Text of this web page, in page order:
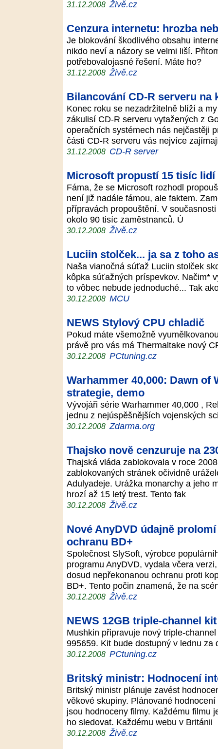
31.12.2008 Živě.cz
Cenzura internetu: hrozba
Je blokování škodlivého obsahu
nikdo neví a názory se velmi liší.
potřebovalojasné řešení. Máte ho?
31.12.2008 Živě.cz
Bilancování CD-R serveru na
Konec roku se nezadržitelně blíží a
zákulisí CD-R serveru vytažených z
operačních systémech nás nejčastěji
části CD-R serveru vás nejvíce
31.12.2008 CD-R server
Microsoft propustí 15 tisíc lidí
Fáma, že se Microsoft rozhodl
není již nadále fámou, ale faktem.
přípravách propouštění. V
okolo 90 tisíc zaměstnanců. Ú
30.12.2008 Živě.cz
Luciin stolček... ja sa z toho
Naša vianočná súťaž Luciin stolček
kôpka súťažných príspevkov. Načim*
to vôbec nebude jednoduché... Tak
30.12.2008 MCU
NEWS Stylový CPU chladič
Pokud máte všemožně
právě pro vás má Thermaltake nový
30.12.2008 PCtuning.cz
Warhammer 40,000: Dawn of
strategie, demo
Vývojáři série Warhammer 40,000 ,
jednu z nejúspěšnějších vojenských
30.12.2008 Zdarma.org
Thajsko nově cenzuruje na
Thajská vláda zablokovala v roce
zablokovaných stránek očividně
Adulyadeje. Urážka monarchy a jeho
hrozí až 15 letý trest. Tento fak
30.12.2008 Živě.cz
Nové AnyDVD údajně
ochranu BD+
Společnost SlySoft, výrobce
programu AnyDVD, vydala včera
dosud nepřekonanou ochranu proti
BD+. Tento počin znamená, že na
30.12.2008 Živě.cz
NEWS 12GB triple-channel kit
Mushkin připravuje nový triple-
995659. Kit bude dostupný v lednu
30.12.2008 PCtuning.cz
Britský ministr: Hodnocení
Britský ministr plánuje zavést
věkové skupiny. Plánované
jsou hodnoceny filmy. Každému filmu
ho sledovat. Každému webu v Británii
30.12.2008 Živě.cz